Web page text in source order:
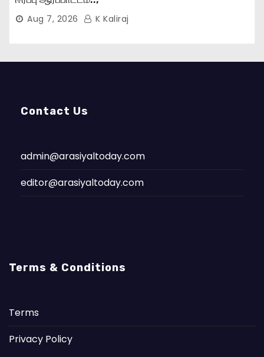
Aug 7, 2026 K Kaliraj
Contact Us
admin@arasiyaltoday.com
editor@arasiyaltoday.com
Terms & Conditions
Terms
Privacy Policy